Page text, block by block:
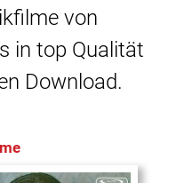
von
in top Qualität
Download.